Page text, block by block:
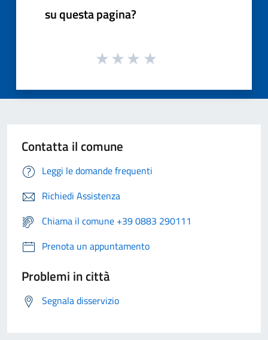
su questa pagina?
Contatta il comune
Leggi le domande frequenti
Richiedi Assistenza
Chiama il comune +39 0883 290111
Prenota un appuntamento
Problemi in città
Segnala disservizio